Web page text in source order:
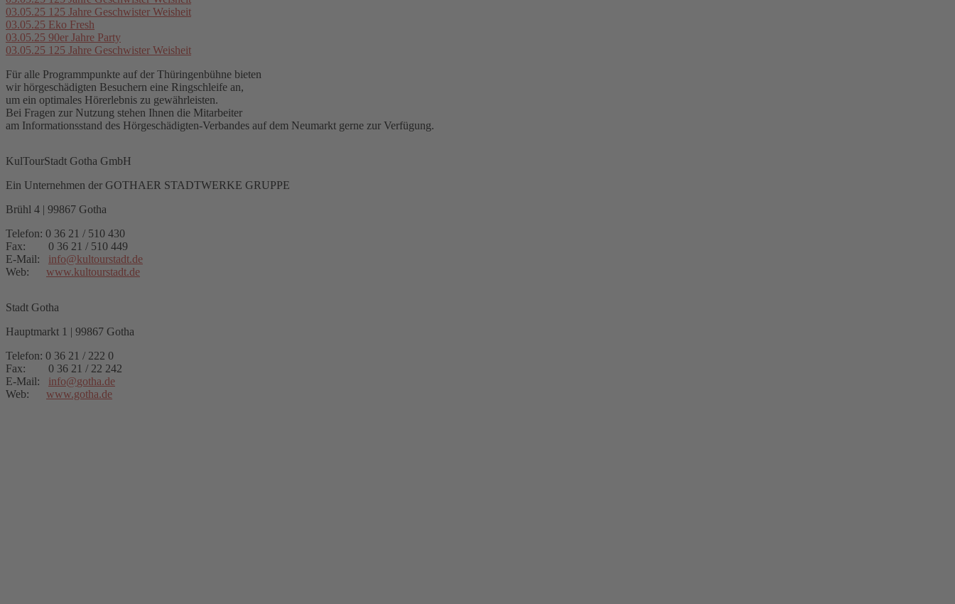
03.05.25 125 Jahre Geschwister Weisheit
03.05.25 Eko Fresh
03.05.25 90er Jahre Party
03.05.25 125 Jahre Geschwister Weisheit
Für alle Programmpunkte auf der Thüringenbühne bieten
wir hörgeschädigten Besuchern eine Ringschleife an,
um ein optimales Hörerlebnis zu gewährleisten.
Bei Fragen zur Nutzung stehen Ihnen die Mitarbeiter
am Informationsstand des Hörgeschädigten-Verbandes auf dem Neumarkt gerne zur Verfügung.
KulTourStadt Gotha GmbH
Ein Unternehmen der GOTHAER STADTWERKE GRUPPE
Brühl 4 | 99867 Gotha
Telefon: 0 36 21 / 510 430
Fax: 0 36 21 / 510 449
E-Mail: info@kultourstadt.de
Web: www.kultourstadt.de
Stadt Gotha
Hauptmarkt 1 | 99867 Gotha
Telefon: 0 36 21 / 222 0
Fax: 0 36 21 / 22 242
E-Mail: info@gotha.de
Web: www.gotha.de